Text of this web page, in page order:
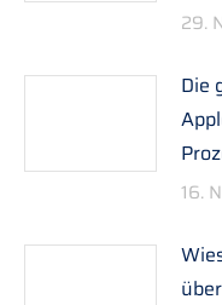
29.
Die
16.